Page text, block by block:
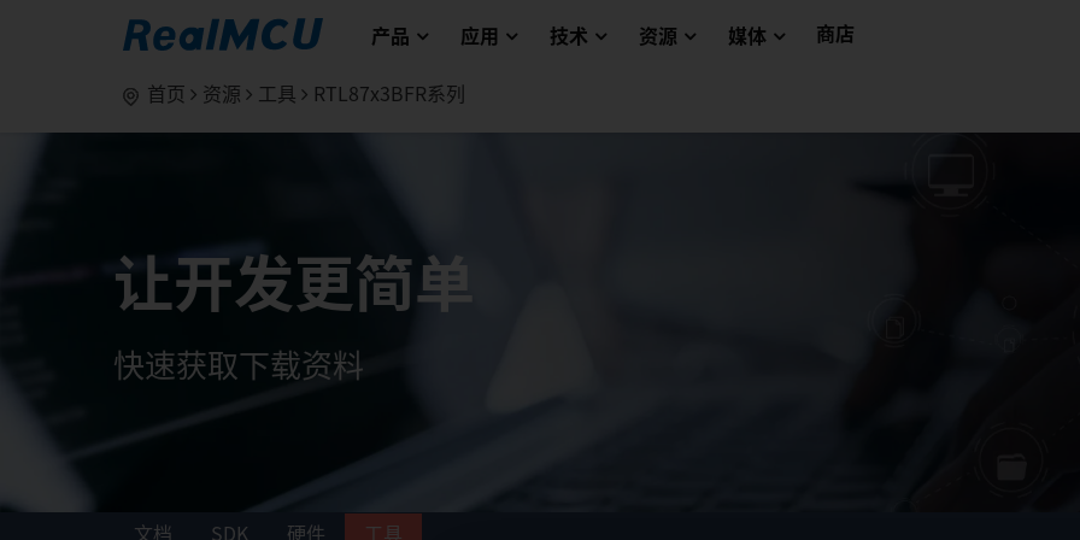
产品 应用 技术 资源 媒体 商店
首页 资源 工具 RTL87x3BFR系列
让开发更简单
快速获取下载资料
文档 SDK 硬件 工具